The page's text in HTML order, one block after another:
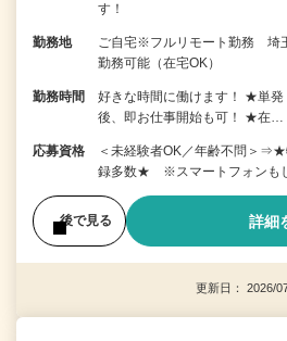
す！
勤務地
ご自宅※フルリモート勤務 埼
勤務可能（在宅OK）
勤務時間
好きな時間に働けます！ ★単
後、即お仕事開始も可！ ★在…
応募資格
＜未経験者OK／年齢不問＞
録多数★ ※スマートフォンも
後で見る 詳細
更新日： 2026/